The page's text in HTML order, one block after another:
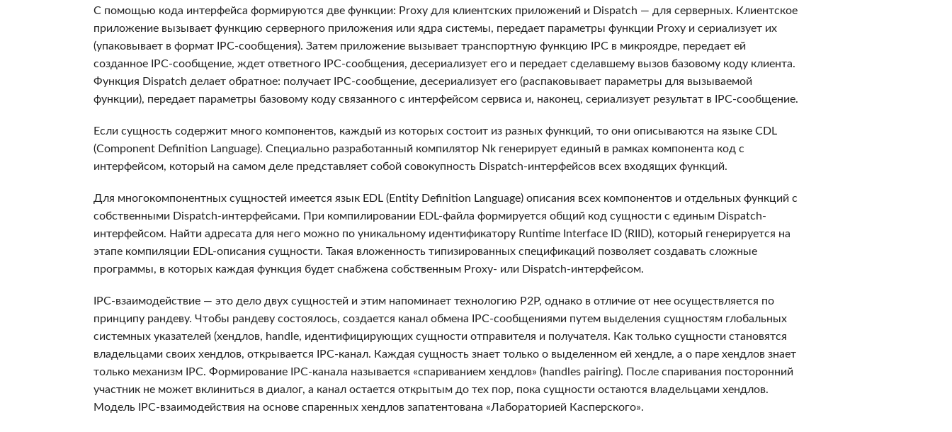
С помощью кода интерфейса формируются две функции: Proxy для клиентских приложений и Dispatch — для серверных. Клиентское
приложение вызывает функцию серверного приложения или ядра системы, передает параметры функции Proxy и сериализует их
(упаковывает в формат IPC-сообщения). Затем приложение вызывает транспортную функцию IPC в микроядре, передает ей
созданное IPC-сообщение, ждет ответного IPC-сообщения, десериализует его и передает сделавшему вызов базовому коду клиента.
Функция Dispatch делает обратное: получает IPC-сообщение, десериализует его (распаковывает параметры для вызываемой
функции), передает параметры базовому коду связанного с интерфейсом сервиса и, наконец, сериализует результат в IPC-сообщение.
Если сущность содержит много компонентов, каждый из которых состоит из разных функций, то они описываются на языке CDL
(Component Definition Language). Специально разработанный компилятор Nk генерирует единый в рамках компонента код с
интерфейсом, который на самом деле представляет собой совокупность Dispatch-интерфейсов всех входящих функций.
Для многокомпонентных сущностей имеется язык EDL (Entity Definition Language) описания всех компонентов и отдельных функций с
собственными Dispatch-интерфейсами. При компилировании EDL-файла формируется общий код сущности с единым Dispatch-
интерфейсом. Найти адресата для него можно по уникальному идентификатору Runtime Interface ID (RIID), который генерируется на
этапе компиляции EDL-описания сущности. Такая вложенность типизированных спецификаций позволяет создавать сложные
программы, в которых каждая функция будет снабжена собственным Proxy- или Dispatch-интерфейсом.
IPC-взаимодействие — это дело двух сущностей и этим напоминает технологию P2P, однако в отличие от нее осуществляется по
принципу рандеву. Чтобы рандеву состоялось, создается канал обмена IPC-сообщениями путем выделения сущностям глобальных
системных указателей (хендлов, handle, идентифицирующих сущности отправителя и получателя. Как только сущности становятся
владельцами своих хендлов, открывается IPC-канал. Каждая сущность знает только о выделенном ей хендле, а о паре хендлов знает
только механизм IPC. Формирование IPC-канала называется «спариванием хендлов» (handles pairing). После спаривания посторонний
участник не может вклиниться в диалог, а канал остается открытым до тех пор, пока сущности остаются владельцами хендлов.
Модель IPC-взаимодействия на основе спаренных хендлов запатентована «Лабораторией Касперского».